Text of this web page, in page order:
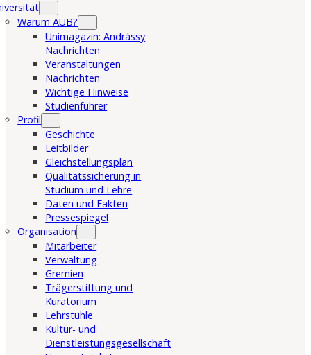
Warum AUB?
Unimagazin: Andrássy
Nachrichten
Veranstaltungen
Nachrichten
Wichtige Hinweise
Studienführer
Profil
Geschichte
Leitbilder
Gleichstellungsplan
Qualitätssicherung in
Studium und Lehre
Daten und Fakten
Pressespiegel
Organisation
Mitarbeiter
Verwaltung
Gremien
Trägerstiftung und
Kuratorium
Lehrstühle
Kultur- und
Dienstleistungsgesellschaft